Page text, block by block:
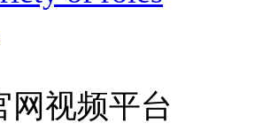
网视频平台